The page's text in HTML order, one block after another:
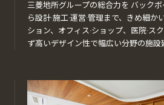
三菱地所グループの総合力を バック
ら設計·施工·運営·管理まで、きめ細
ション、オフィス·ショップ、医院·ス
ず高いデザイン性で幅広い分野の施設